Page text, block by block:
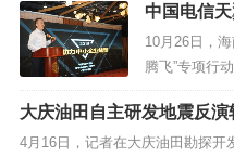
日至9月...
中国电信
算助力中
10月26日，
腾飞”专项行
在本次推进会
经理杨居正发
大庆油田自主研发地震反
4月16日，记者在大庆油田勘探开